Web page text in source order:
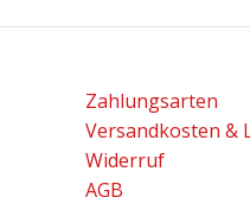
Zahlungsarten
Versandkosten &
Widerruf
AGB